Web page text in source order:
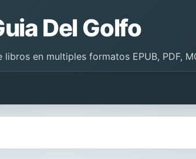
Del Golfo
en multiples formatos EPUB, PDF,